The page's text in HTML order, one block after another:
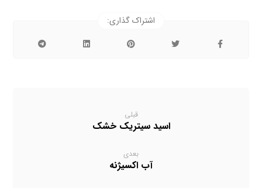
قبلی
اسید سیتریک خشک
بعدی
آب اکسیژنه